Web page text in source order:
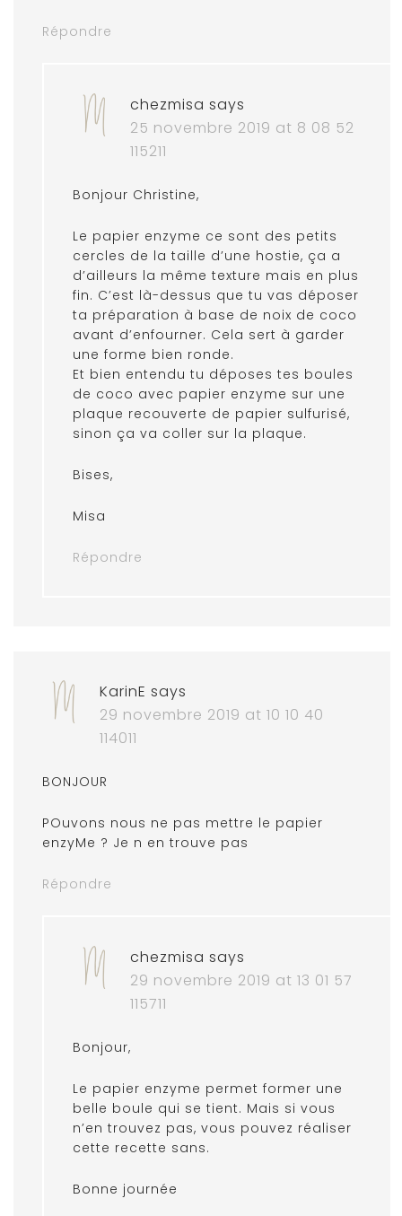
Répondre
chezmisa says
25 novembre 2019 at 8 08 52
115211
Bonjour Christine,
Le papier enzyme ce sont des petits
cercles de la taille d’une hostie, ça a
d’ailleurs la même texture mais en plus
fin. C’est là-dessus que tu vas déposer
ta préparation à base de noix de coco
avant d’enfourner. Cela sert à garder
une forme bien ronde.
Et bien entendu tu déposes tes boules
de coco avec papier enzyme sur une
plaque recouverte de papier sulfurisé,
sinon ça va coller sur la plaque.
Bises,
Misa
Répondre
KarinE says
29 novembre 2019 at 10 10 40
114011
BONJOUR
POuvons nous ne pas mettre le papier
enzyMe ? Je n en trouve pas
Répondre
chezmisa says
29 novembre 2019 at 13 01 57
115711
Bonjour,
Le papier enzyme permet former une
belle boule qui se tient. Mais si vous
n’en trouvez pas, vous pouvez réaliser
cette recette sans.
Bonne journée